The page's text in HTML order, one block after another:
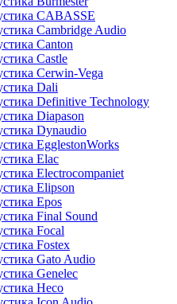
CABASSE
Cambridge Audio
Canton
Castle
Cerwin-Vega
Dali
Definitive Technology
Diapason
Dynaudio
EgglestonWorks
Elac
Electrocompaniet
Elipson
Epos
Final Sound
Focal
Fostex
Gato Audio
Genelec
Heco